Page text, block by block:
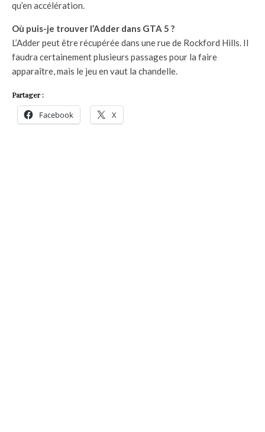
qu’en accélération.
Où puis-je trouver l’Adder dans GTA 5 ?
L’Adder peut être récupérée dans une rue de Rockford Hills. Il
faudra certainement plusieurs passages pour la faire
apparaître, mais le jeu en vaut la chandelle.
Partager :
Facebook X